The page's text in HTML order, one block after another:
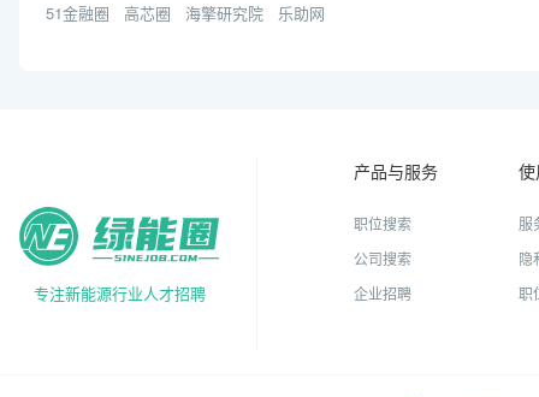
51金融圈 高芯圈 海擎研究院 乐助网
专注新能源行业人才招聘
产品与服务
职位搜索
公司搜索
企业招聘
服
隐
职